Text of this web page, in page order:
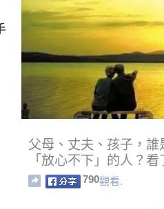
父母、丈夫、孩子，誰
「放心不下」的人？
790觀看.